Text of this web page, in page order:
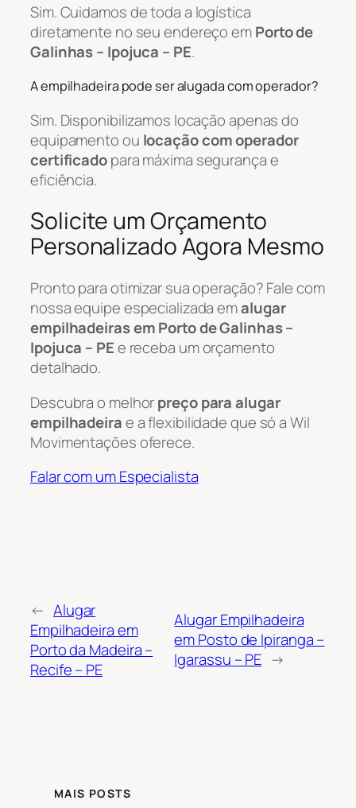
Sim. Cuidamos de toda a logística
diretamente no seu endereço emPorto de
Galinhas – Ipojuca – PE.
A empilhadeira pode ser alugada com operador?
Sim. Disponibilizamos locação apenas do
equipamento ou locação com operador
certificadopara máxima segurança e
eficiência.
Solicite um Orçamento
Personalizado Agora Mesmo
Pronto para otimizar sua operação? Fale com
nossa equipe especializada emalugar
empilhadeiras em Porto de Galinhas –
Ipojuca – PEe receba um orçamento
detalhado.
Descubra o melhorpreço para alugar
empilhadeirae a flexibilidade que só a Wil
Movimentações oferece.
Falar com um Especialista
← Alugar
Empilhadeira em
Porto da Madeira –
Recife – PE
Alugar Empilhadeira
em Posto de Ipiranga –
Igarassu – PE →
MAIS POSTS